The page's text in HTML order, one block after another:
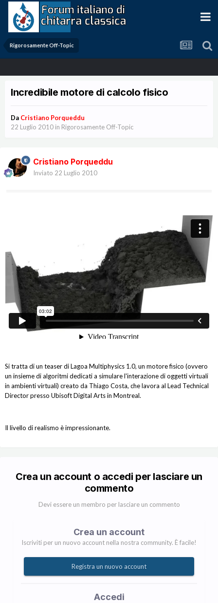
Rigorosamente Off-Topic
Incredibile motore di calcolo fisico
Da Cristiano Porqueddu
22 Luglio 2010 in Rigorosamente Off-Topic
Cristiano Porqueddu
Inviato 22 Luglio 2010
Si tratta di un teaser di Lagoa Multiphysics 1.0, un motore fisico (ovvero
un insieme di algoritmi dedicati a simulare l'interazione di oggetti virtuali
in ambienti virtuali) creato da Thiago Costa, che lavora al Lead Technical
Director presso Ubisoft Digital Arts in Montreal.
Il livello di realismo è impressionante.
Crea un account o accedi per lasciare un
commento
Devi essere un membro per lasciare un commento
Crea un account
Iscriviti per un nuovo account nella nostra community. È facile!
Registra un nuovo account
Accedi